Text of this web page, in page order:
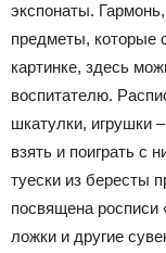
экспонаты.
предметы, которые
картинке, здесь
воспитателю.
шкатулки, игрушки
взять и поиграть с
туески из бересты
посвящена росписи
ложки и другие